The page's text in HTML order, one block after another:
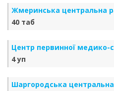
Жмеринська центральна
40 таб
Центр первинної медико-
4 уп
Шаргородська